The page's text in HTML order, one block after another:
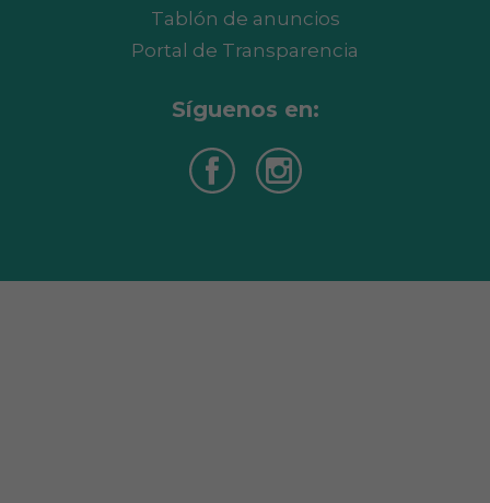
Tablón de anuncios
Portal de Transparencia
Síguenos en: